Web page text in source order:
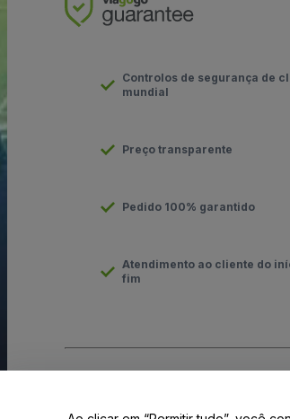
Controlos de segurança de
mundial
Preço transparente
Pedido 100% garantido
Atendimento ao cliente do
fim